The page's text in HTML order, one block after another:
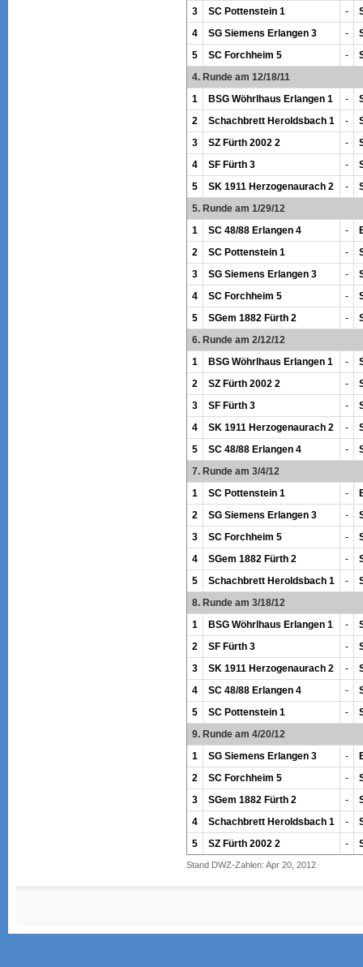
3
SC Pottenstein 1 -
4
SG Siemens Erlangen 3 -
5
SC Forchheim 5 -
4. Runde am 12/18/11
1
BSG Wöhrlhaus Erlangen 1 -
2
Schachbrett Heroldsbach 1 -
3
SZ Fürth 2002 2 -
4
SF Fürth 3 -
5
SK 1911 Herzogenaurach 2 -
5. Runde am 1/29/12
1
SC 48/88 Erlangen 4 -
2
SC Pottenstein 1 -
3
SG Siemens Erlangen 3 -
4
SC Forchheim 5 -
5
SGem 1882 Fürth 2 -
6. Runde am 2/12/12
1
BSG Wöhrlhaus Erlangen 1 -
2
SZ Fürth 2002 2 -
3
SF Fürth 3 -
4
SK 1911 Herzogenaurach 2 -
5
SC 48/88 Erlangen 4 -
7. Runde am 3/4/12
1
SC Pottenstein 1 -
2
SG Siemens Erlangen 3 -
3
SC Forchheim 5 -
4
SGem 1882 Fürth 2 -
5
Schachbrett Heroldsbach 1 -
8. Runde am 3/18/12
1
BSG Wöhrlhaus Erlangen 1 -
2
SF Fürth 3 -
3
SK 1911 Herzogenaurach 2 -
4
SC 48/88 Erlangen 4 -
5
SC Pottenstein 1 -
9. Runde am 4/20/12
1
SG Siemens Erlangen 3 -
2
SC Forchheim 5 -
3
SGem 1882 Fürth 2 -
4
Schachbrett Heroldsbach 1 -
5
SZ Fürth 2002 2 -
Stand DWZ-Zahlen: Apr 20, 2012